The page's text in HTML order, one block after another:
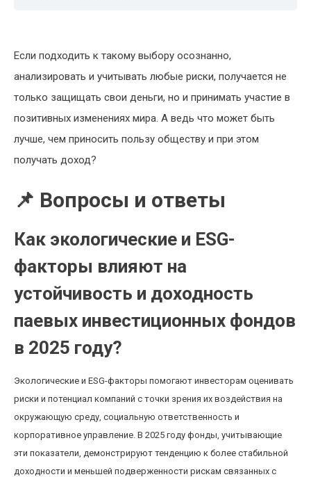
Если подходить к такому выбору осознанно,
анализировать и учитывать любые риски, получается не
только защищать свои деньги, но и принимать участие в
позитивных изменениях мира. А ведь что может быть
лучше, чем приносить пользу обществу и при этом
получать доход?
📌 Вопросы и ответы
Как экологические и ESG-
факторы влияют на
устойчивость и доходность
паевых инвестиционных фондов
в 2025 году?
Экологические и ESG-факторы помогают инвесторам оценивать
риски и потенциал компаний с точки зрения их воздействия на
окружающую среду, социальную ответственность и
корпоративное управление. В 2025 году фонды, учитывающие
эти показатели, демонстрируют тенденцию к более стабильной
доходности и меньшей подверженности рискам связанных с